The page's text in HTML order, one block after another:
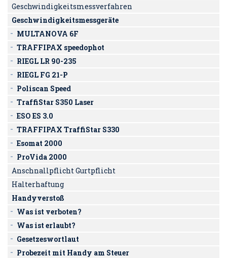
Geschwindigkeitsmessverfahren
Geschwindigkeitsmessgeräte
MULTANOVA 6F
TRAFFIPAX speedophot
RIEGL LR 90-235
RIEGL FG 21-P
Poliscan Speed
TraffiStar S350 Laser
ESO ES 3.0
TRAFFIPAX TraffiStar S330
Esomat 2000
ProVida 2000
Anschnallpflicht Gurtpflicht
Halterhaftung
Handyverstoß
Was ist verboten?
Was ist erlaubt?
Gesetzeswortlaut
Probezeit mit Handy am Steuer